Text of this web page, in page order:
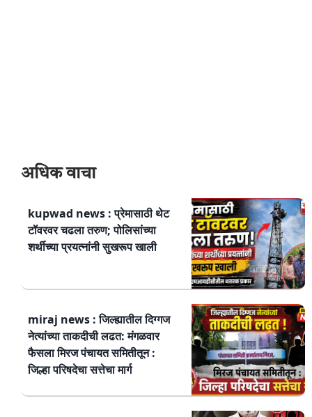
अधिक वाचा
kupwad news : प्रेमासाठी थेट
टॉवरवर चढला तरुण; पोलिसांच्या
शर्थीच्या प्रयत्नांनी सुखरूप खाली
miraj news : जिल्ह्यातील दिग्गज
नेत्यांच्या ताकदीची लढत: मंगळवार
फैसला मिरज पंचायत समितीतून :
जिल्हा परिषदेचा सत्तेचा मार्ग